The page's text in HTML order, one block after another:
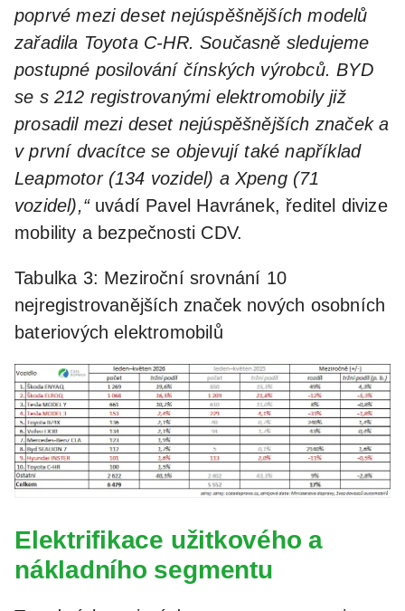
poprvé mezi deset nejúspěšnějších modelů
zařadila Toyota C-HR. Současně sledujeme
postupné posilování čínských výrobců. BYD
se s 212 registrovanými elektromobily již
prosadil mezi deset nejúspěšnějších značek a
v první dvacítce se objevují také například
Leapmotor (134 vozidel) a Xpeng (71
vozidel),“ uvádí Pavel Havránek, ředitel divize
mobility a bezpečnosti CDV.
Tabulka 3: Meziroční srovnání 10
nejregistrovanějších značek nových osobních
bateriových elektromobilů
Elektrifikace užitkového a
nákladního segmentu